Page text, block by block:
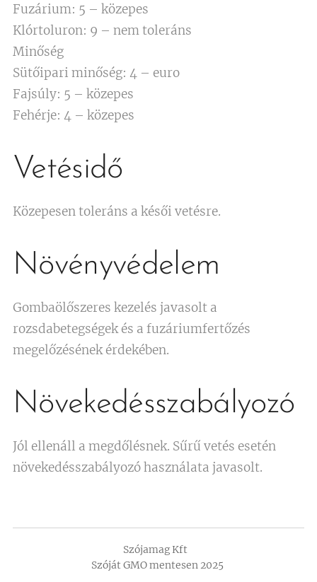
Fuzárium: 5 – közepes
Klórtoluron: 9 – nem toleráns
Minőség
Sütőipari minőség: 4 – euro
Fajsúly: 5 – közepes
Fehérje: 4 – közepes
Vetésidő
Közepesen toleráns a késői vetésre.
Növényvédelem
Gombaölőszeres kezelés javasolt a
rozsdabetegségek és a fuzáriumfertőzés
megelőzésének érdekében.
Növekedésszabályozó
Jól ellenáll a megdőlésnek. Sűrű vetés esetén
növekedésszabályozó használata javasolt.
Szójamag Kft
Szóját GMO mentesen 2025